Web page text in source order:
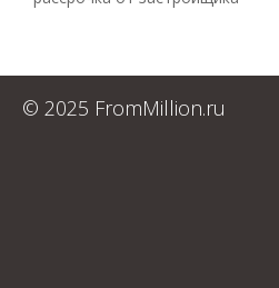
© 2025 FromMillion.ru